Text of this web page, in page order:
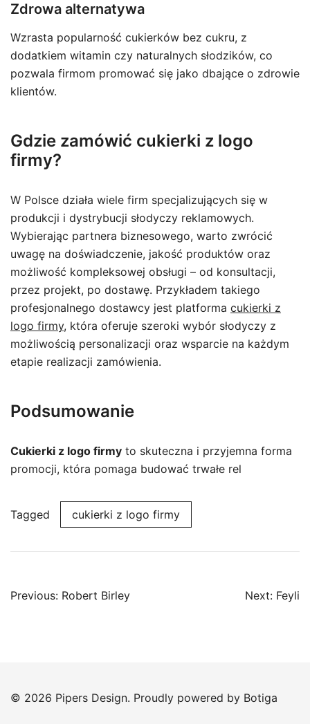
Zdrowa alternatywa
Wzrasta popularność cukierków bez cukru, z
dodatkiem witamin czy naturalnych słodzików, co
pozwala firmom promować się jako dbające o zdrowie
klientów.
Gdzie zamówić cukierki z logo
firmy?
W Polsce działa wiele firm specjalizujących się w
produkcji i dystrybucji słodyczy reklamowych.
Wybierając partnera biznesowego, warto zwrócić
uwagę na doświadczenie, jakość produktów oraz
możliwość kompleksowej obsługi – od konsultacji,
przez projekt, po dostawę. Przykładem takiego
profesjonalnego dostawcy jest platforma cukierki z
logo firmy, która oferuje szeroki wybór słodyczy z
możliwością personalizacji oraz wsparcie na każdym
etapie realizacji zamówienia.
Podsumowanie
Cukierki z logo firmy to skuteczna i przyjemna forma
promocji, która pomaga budować trwałe rel
Tagged cukierki z logo firmy
Post
Previous: Robert Birley Next: Feyli
© 2026 Pipers Design. Proudly powered by Botiga